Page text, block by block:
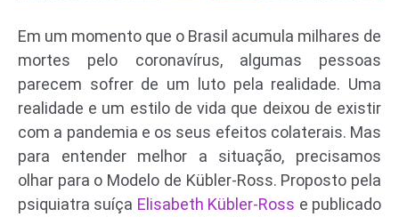
Em um momento que o Brasil acumula milhares de
mortes pelo coronavírus, algumas pessoas
parecem sofrer de um luto pela realidade. Uma
realidade e um estilo de vida que deixou de existir
com a pandemia e os seus efeitos colaterais. Mas
para entender melhor a situação, precisamos
olhar para o Modelo de Kübler-Ross. Proposto pela
psiquiatra suíça Elisabeth Kübler-Ross e publicado